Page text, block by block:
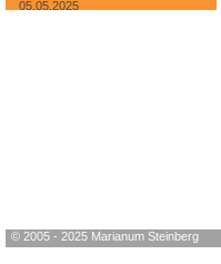
05.05.2025
© 2005 - 2025 Marianum Steinberg